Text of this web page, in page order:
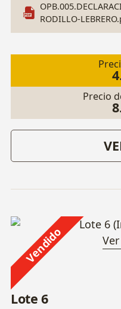
RODILLO-
Precio
Vendido Ver
Lote 6